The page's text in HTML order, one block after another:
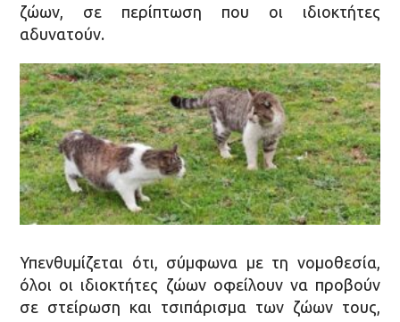
ζώων, σε περίπτωση που οι ιδιοκτήτες
αδυνατούν.
Υπενθυμίζεται ότι, σύμφωνα με τη νομοθεσία,
όλοι οι ιδιοκτήτες ζώων οφείλουν να προβούν
σε στείρωση και τσιπάρισμα των ζώων τους,